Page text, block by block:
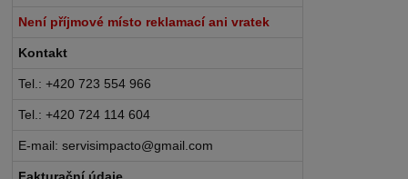
Není příjmové místo reklamací ani vratek
Kontakt
Tel.: +420 723 554 966
Tel.: +420 724 114 604
E-mail: servisimpacto@gmail.com